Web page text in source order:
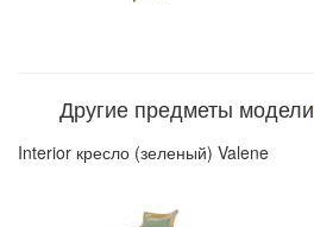
Другие предметы модели
Interior кресло (зеленый) Valene